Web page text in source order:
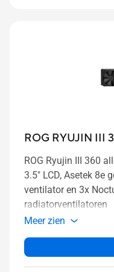
ROG RYUJIN III
ROG Ryujin III 360
3.5" LCD, Asetek 8e
ventilator en 3x
radiatorventilatoren
Meer zien